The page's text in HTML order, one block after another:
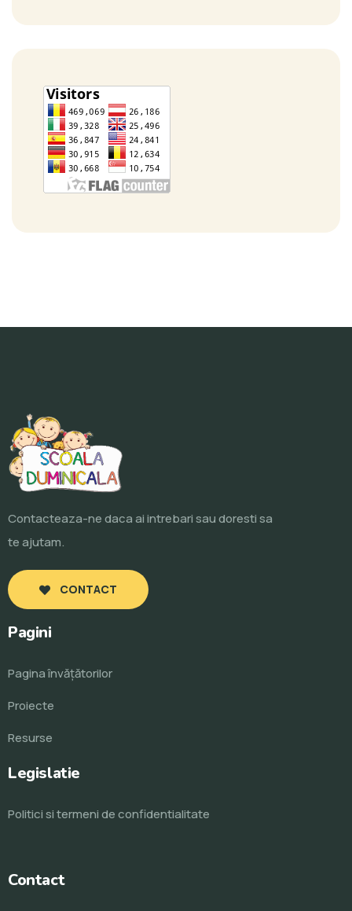
Contacteaza-ne daca ai intrebari sau doresti sa
te ajutam.
CONTACT
Pagini
Pagina învăţătorilor
Proiecte
Resurse
Legislatie
Politici si termeni de confidentialitate
Contact